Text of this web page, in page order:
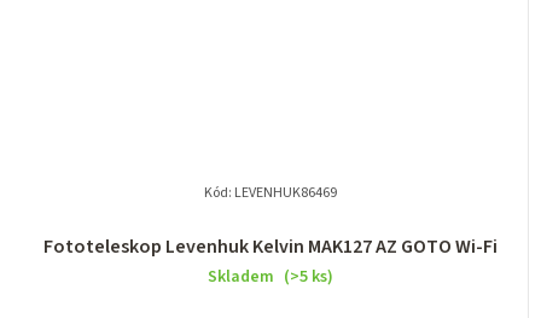
Fototeleskop Levenhuk Kelvin MAK127 AZ GOTO Wi-Fi
Skladem (>5 ks)
Kód: LEVENHUK86469